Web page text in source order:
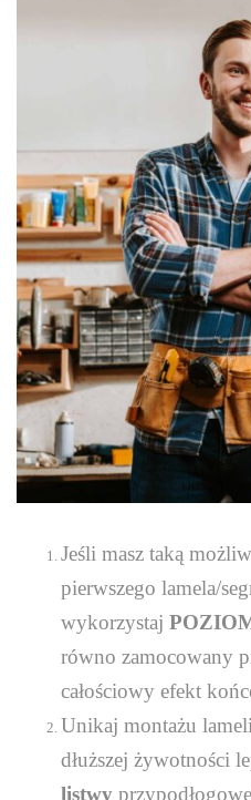
Jeśli masz taką
pierwszego lamela/
wykorzystaj
równo zamocowany
całościowy efekt
Unikaj montażu
dłuższej żywotności
listwy